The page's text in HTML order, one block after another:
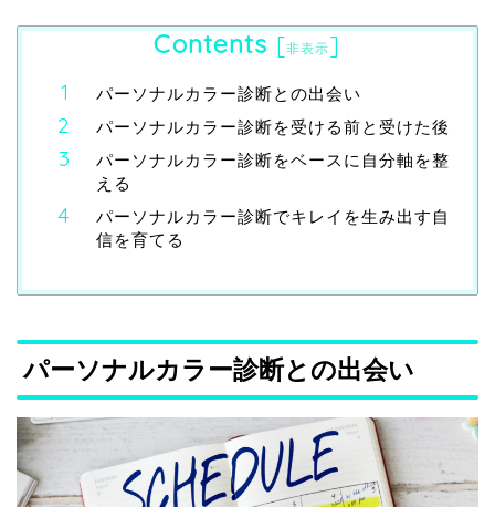
Contents [非表示]
パーソナルカラー診断との出会い
パーソナルカラー診断を受ける前と受けた後
パーソナルカラー診断をベースに自分軸を整
える
パーソナルカラー診断でキレイを生み出す自
信を育てる
パーソナルカラー診断との出会い